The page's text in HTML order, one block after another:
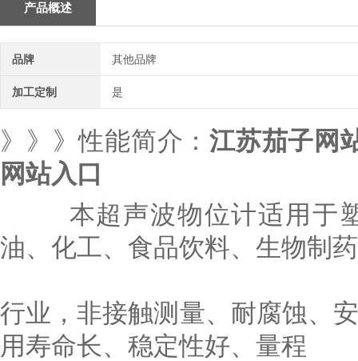
产品概述
品牌 其他品牌
加工定制 是
》》》性能简介： 江苏茄子网
网站入口
本超声波物位计适用于塑
油、化工、食品饮料、生物制
行业，非接触测量、耐腐蚀、
用寿命长、稳定性好、量程